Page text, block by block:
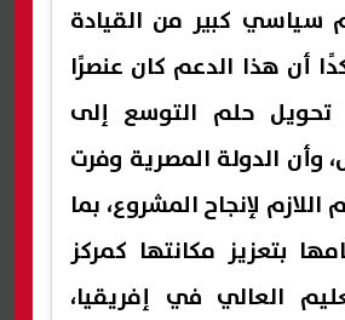
سياسي كبير من القيادة
أن هذا الدعم كان عنصرًا
حلم التوسع إلى
الدولة المصرية وفرت
لإنجاح المشروع، بما
بتعزيز مكانتها كمركز
العالي في إفريقيا،